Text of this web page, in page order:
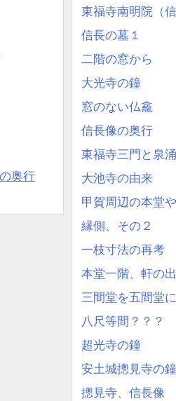
奥行
東福寺南明院（信
信長の墓１
二階の窓から
大光寺の鐘
窓のない仏龕
信長像の奥行
東福寺三門と泉
大池寺の由来
甲賀周辺の本堂
縁側、その２
一枝寸法の再考
本堂一階、軒の
三間堂を五間堂
八尺等間？？？
超光寺の鐘
安土城摠見寺の
摠見寺、信長像